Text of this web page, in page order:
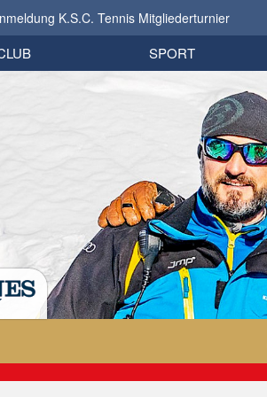
K.S.C. Tennis Mitgliederturnier
SPORT
Biathlon 2018